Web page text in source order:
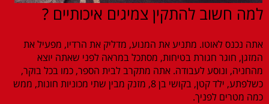
למה חשוב להתקין צמיגים איכותיים ?
אתה נכנס לאוטו. מתניע את המנוע, מדליק את הרדיו, מפעיל את
המזגן, חוגר חגורת בטיחות, מסתכל במראה לפני שאתה יוצא
מהחניה, ונוסע לעבודה. אתה מתקרב לבית הספר, כמו בכל בוקר,
כשלפתע, ילד קטן, בקושי בן 8, מזנק מבין שתי מכוניות חונות, ממש
כמה מטרים לפניך.